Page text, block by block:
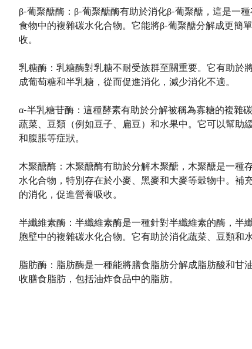
β-葡聚醣酶：β-葡聚醣酶有助於消化β-葡聚醣，這是一
食物中的複雜碳水化合物。它能將β-葡聚醣分解成更簡
收。
乳糖酶：乳糖酶對乳糖不耐受族群至關重要。它有助於
成葡萄糖和半乳糖，從而促進消化，減少消化不適。
α-半乳糖苷酶：這種酵素有助於分解被稱為寡糖的複雜
蔬菜、豆類（例如豆子、扁豆）和水果中。它可以幫助
和腹脹等症狀。
木聚醣酶：木聚醣酶有助於分解木聚醣，木聚醣是一種
水化合物，特別存在於小麥、黑麥和大麥等穀物中。補
的消化，促進營養吸收。
半纖維素酶：半纖維素酶是一種針對半纖維素的酶，半
胞壁中的複雜碳水化合物。它有助於消化蔬菜、豆類和
脂肪酶：脂肪酶是一種能將膳食脂肪分解成脂肪酸和甘
收膳食脂肪，包括油炸食品中的脂肪。